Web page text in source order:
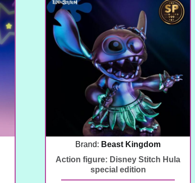
Brand: Beast Kingdom
Action figure: Disney Stitch Hula
special edition